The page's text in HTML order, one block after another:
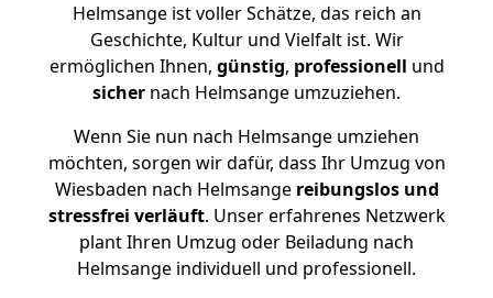
Helmsange ist voller Schätze, das reich an
Geschichte, Kultur und Vielfalt ist. Wir
ermöglichen Ihnen, günstig, professionell und
sicher nach Helmsange umzuziehen.
Wenn Sie nun nach Helmsange umziehen
möchten, sorgen wir dafür, dass Ihr Umzug von
Wiesbaden nach Helmsange reibungslos und
stressfrei verläuft. Unser erfahrenes Netzwerk
plant Ihren Umzug oder Beiladung nach
Helmsange individuell und professionell.